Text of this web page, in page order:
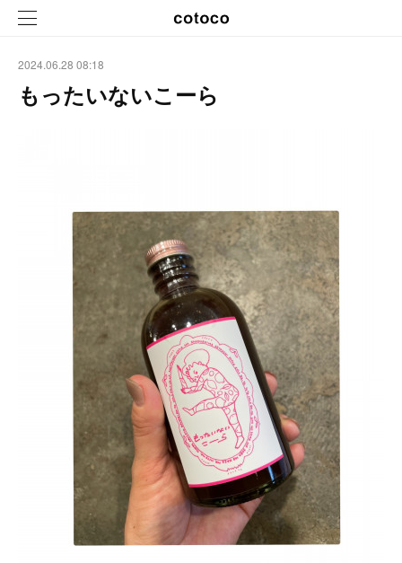
2024.06.28 08:18
もったいないこーら